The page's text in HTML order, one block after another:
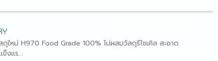
ดุใหม่ H970 Food Grade 100% ไม่ผสมวัสดุรีไซเคิล สะอาด
งแร...